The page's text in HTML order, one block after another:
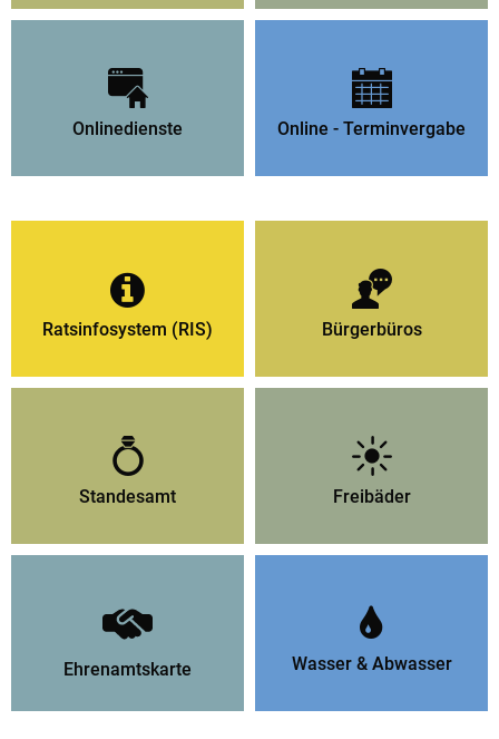
Onlinedienste Online - Terminvergabe
Ratsinfosystem (RIS) Bürgerbüros
Standesamt Freibäder
Ehrenamtskarte Wasser & Abwasser